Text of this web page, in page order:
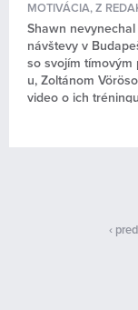
MOTIVÁCIA,Z
Shawn
návštevy v
so svojím tímovým
u, Zoltánom
video o ich
‹